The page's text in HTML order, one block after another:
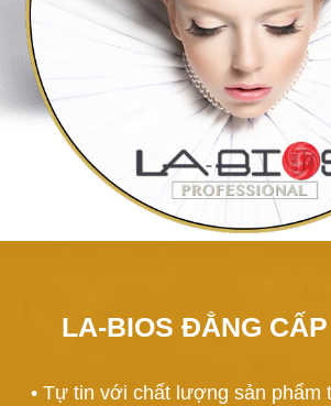
LA-BIOS ĐẲNG
• Tự tin với chất lượng sản phẩm